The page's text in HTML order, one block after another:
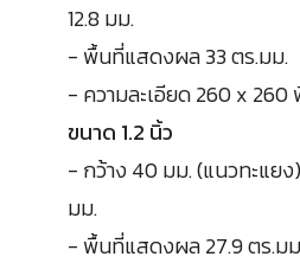
12.8 มม.
- พื้นที่แสดงผล 33 ตร.มม.
- ความละเอียด 260 x 260
ขนาด 1.2 นิ้ว
- กว้าง 40 มม. (แนวทะแยง
มม.
- พื้นที่แสดงผล 27.9 ตร.ม